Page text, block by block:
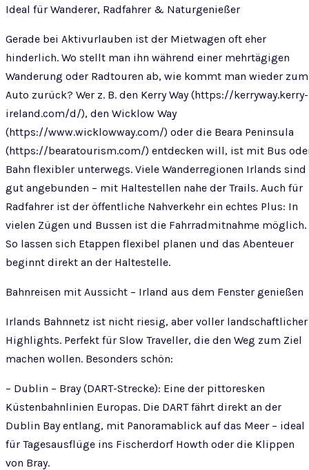
Ideal für Wanderer, Radfahrer & Naturgenießer
Gerade bei Aktivurlauben ist der Mietwagen oft eher
hinderlich. Wo stellt man ihn während einer mehrtägigen
Wanderung oder Radtouren ab, wie kommt man wieder zum
Auto zurück? Wer z. B. den Kerry Way (https://kerryway.kerry-
ireland.com/d/), den Wicklow Way
(https://www.wicklowway.com/) oder die Beara Peninsula
(https://bearatourism.com/) entdecken will, ist mit Bus
Bahn flexibler unterwegs. Viele Wanderregionen Irlands sind
gut angebunden – mit Haltestellen nahe der Trails. Auch für
Radfahrer ist der öffentliche Nahverkehr ein echtes Plus: In
vielen Zügen und Bussen ist die Fahrradmitnahme möglich.
So lassen sich Etappen flexibel planen und das Abenteuer
beginnt direkt an der Haltestelle.
Bahnreisen mit Aussicht – Irland aus dem Fenster genießen
Irlands Bahnnetz ist nicht riesig, aber voller landschaftlicher
Highlights. Perfekt für Slow Traveller, die den Weg zum Ziel
machen wollen. Besonders schön:
– Dublin – Bray (DART-Strecke): Eine der pittoresken
Küstenbahnlinien Europas. Die DART fährt direkt an der
Dublin Bay entlang, mit Panoramablick auf das Meer – ideal
für Tagesausflüge ins Fischerdorf Howth oder die Klippen
von Bray.